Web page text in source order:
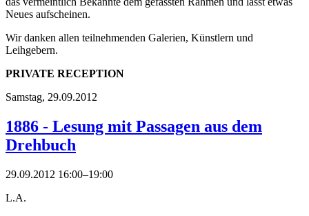
Neues aufscheinen.
Wir danken allen teilnehmenden Galerien, Künstlern und
Leihgebern.
PRIVATE RECEPTION
Samstag, 29.09.2012
1886 - Lesung mit Passagen aus dem
Drehbuch
29.09.2012 16:00–19:00
L.A.